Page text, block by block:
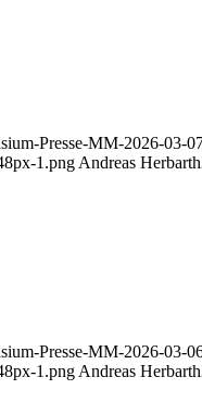
Presse-MM-2026-03-
1.png Andreas Herbarth
Presse-MM-2026-03-
1.pngAndreas Herbarth